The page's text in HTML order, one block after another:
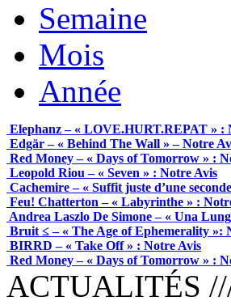
Semaine
Mois
Année
Elephanz – « LOVE.HURT.REPAT » :
Edgär – « Behind The Wall » – Notre
Red Money – « Days of Tomorrow » :
Leopold Riou – « Seven » : Notre Avis
Cachemire – « Suffit juste d’une
Feu! Chatterton – « Labyrinthe » :
Andrea Laszlo De Simone – « Una
Bruit ≤ – « The Age of Ephemerality »:
BIRRD – « Take Off » : Notre Avis
Red Money – « Days of Tomorrow » :
ACTUALITÉS